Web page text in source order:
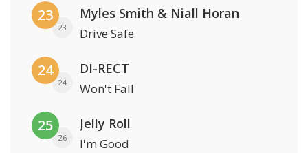
23
23
Myles Smith & Niall Horan
Drive Safe
24
24
DI-RECT
Won't Fall
25
26
Jelly Roll
I'm Good